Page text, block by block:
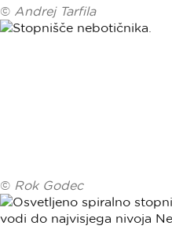
© Andrej Tarfila
© Rok Godec